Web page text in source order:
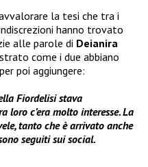
la tesi che tra i
hanno trovato
alle parole di Deianira
come i due abbiano
poi aggiungere:
Fiordelisi stava
loro c’era molto interesse. La
tanto che è arrivato anche
seguiti sui social.